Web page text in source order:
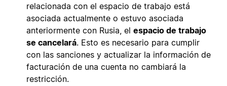
relacionada con el espacio de trabajo está
asociada actualmente o estuvo asociada
anteriormente con Rusia, el espacio de trabajo
se cancelará. Esto es necesario para cumplir
con las sanciones y actualizar la información de
facturación de una cuenta no cambiará la
restricción.